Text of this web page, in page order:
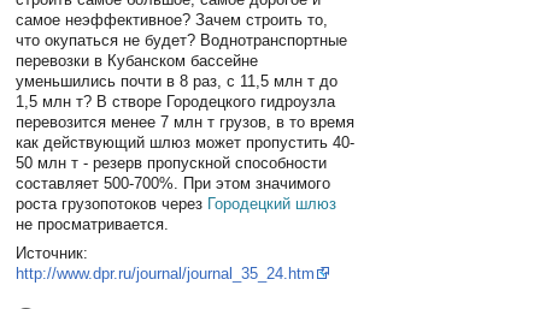
самое неэффективное? Зачем строить то,
что окупаться не будет? Воднотранспортные
перевозки в Кубанском бассейне
уменьшились почти в 8 раз, с 11,5 млн т до
1,5 млн т? В створе Городецкого гидроузла
перевозится менее 7 млн т грузов, в то время
как действующий шлюз может пропустить 40-
50 млн т - резерв пропускной способности
составляет 500-700%. При этом значимого
роста грузопотоков через Городецкий шлюз
не просматривается.
Источник:
http://www.dpr.ru/journal/journal_35_24.htm